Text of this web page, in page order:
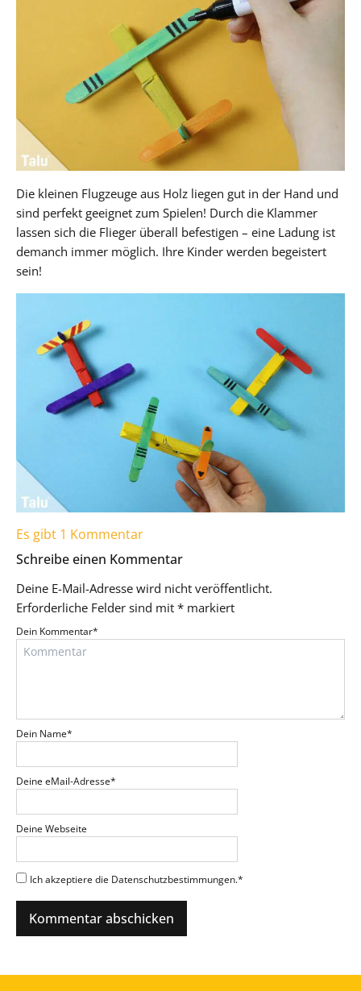
Die kleinen Flugzeuge aus Holz liegen gut in der Hand und
sind perfekt geeignet zum Spielen! Durch die Klammer
lassen sich die Flieger überall befestigen – eine Ladung ist
demanch immer möglich. Ihre Kinder werden begeistert
sein!
Es gibt 1 Kommentar
Schreibe einen Kommentar
Deine E-Mail-Adresse wird nicht veröffentlicht.
Erforderliche Felder sind mit * markiert
Dein Kommentar*
Dein Name*
Deine eMail-Adresse*
Deine Webseite
Ich akzeptiere die Datenschutzbestimmungen.*